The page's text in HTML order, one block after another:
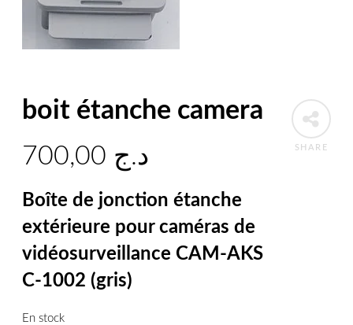
SHARE
boit étanche camera
د.ج
Boîte de jonction étanche
extérieure pour caméras de
vidéosurveillance CAM-AKS
С-1002 (gris)
En stock